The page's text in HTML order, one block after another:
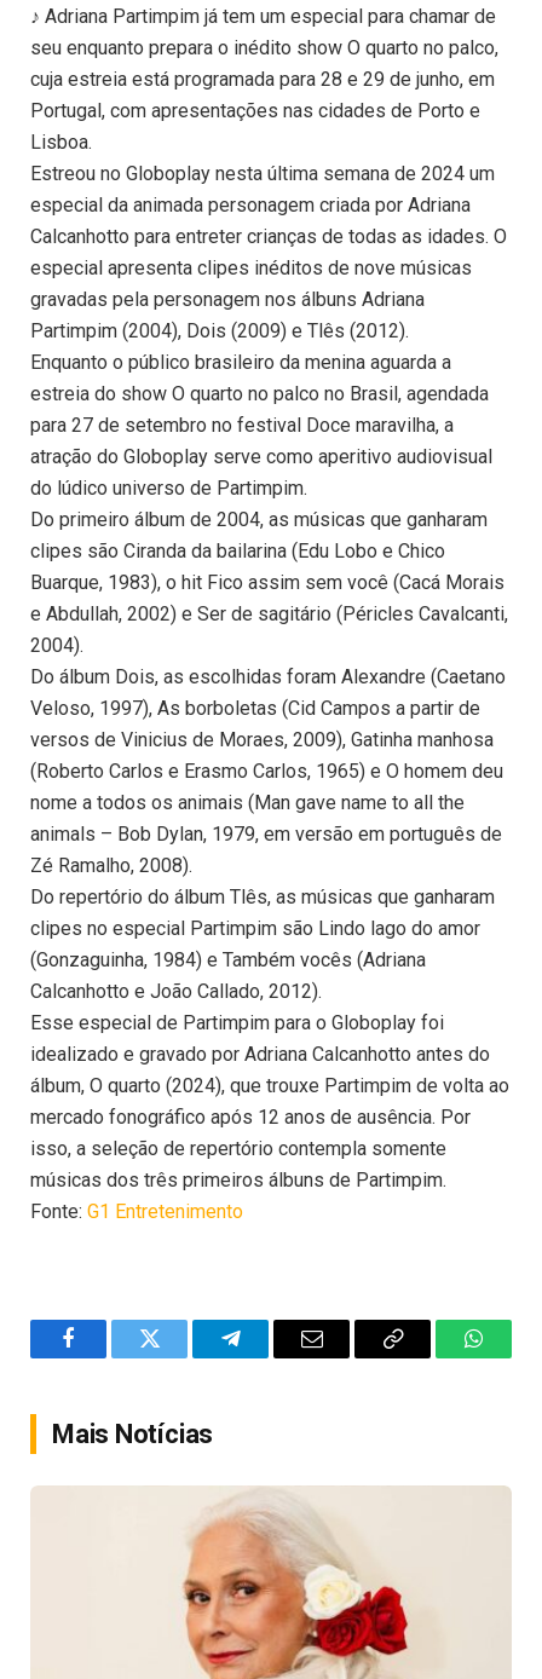
♪ Adriana Partimpim já tem um especial para chamar de
seu enquanto prepara o inédito show O quarto no palco,
cuja estreia está programada para 28 e 29 de junho, em
Portugal, com apresentações nas cidades de Porto e
Lisboa.
Estreou no Globoplay nesta última semana de 2024 um
especial da animada personagem criada por Adriana
Calcanhotto para entreter crianças de todas as idades. O
especial apresenta clipes inéditos de nove músicas
gravadas pela personagem nos álbuns Adriana
Partimpim (2004), Dois (2009) e Tlês (2012).
Enquanto o público brasileiro da menina aguarda a
estreia do show O quarto no palco no Brasil, agendada
para 27 de setembro no festival Doce maravilha, a
atração do Globoplay serve como aperitivo audiovisual
do lúdico universo de Partimpim.
Do primeiro álbum de 2004, as músicas que ganharam
clipes são Ciranda da bailarina (Edu Lobo e Chico
Buarque, 1983), o hit Fico assim sem você (Cacá Morais
e Abdullah, 2002) e Ser de sagitário (Péricles Cavalcanti,
2004).
Do álbum Dois, as escolhidas foram Alexandre (Caetano
Veloso, 1997), As borboletas (Cid Campos a partir de
versos de Vinicius de Moraes, 2009), Gatinha manhosa
(Roberto Carlos e Erasmo Carlos, 1965) e O homem deu
nome a todos os animais (Man gave name to all the
animals – Bob Dylan, 1979, em versão em português de
Zé Ramalho, 2008).
Do repertório do álbum Tlês, as músicas que ganharam
clipes no especial Partimpim são Lindo lago do amor
(Gonzaguinha, 1984) e Também vocês (Adriana
Calcanhotto e João Callado, 2012).
Esse especial de Partimpim para o Globoplay foi
idealizado e gravado por Adriana Calcanhotto antes do
álbum, O quarto (2024), que trouxe Partimpim de volta ao
mercado fonográfico após 12 anos de ausência. Por
isso, a seleção de repertório contempla somente
músicas dos três primeiros álbuns de Partimpim.
Fonte: G1 Entretenimento
FacebookTwitter TelegramEmail
Copy
Mais Notícias